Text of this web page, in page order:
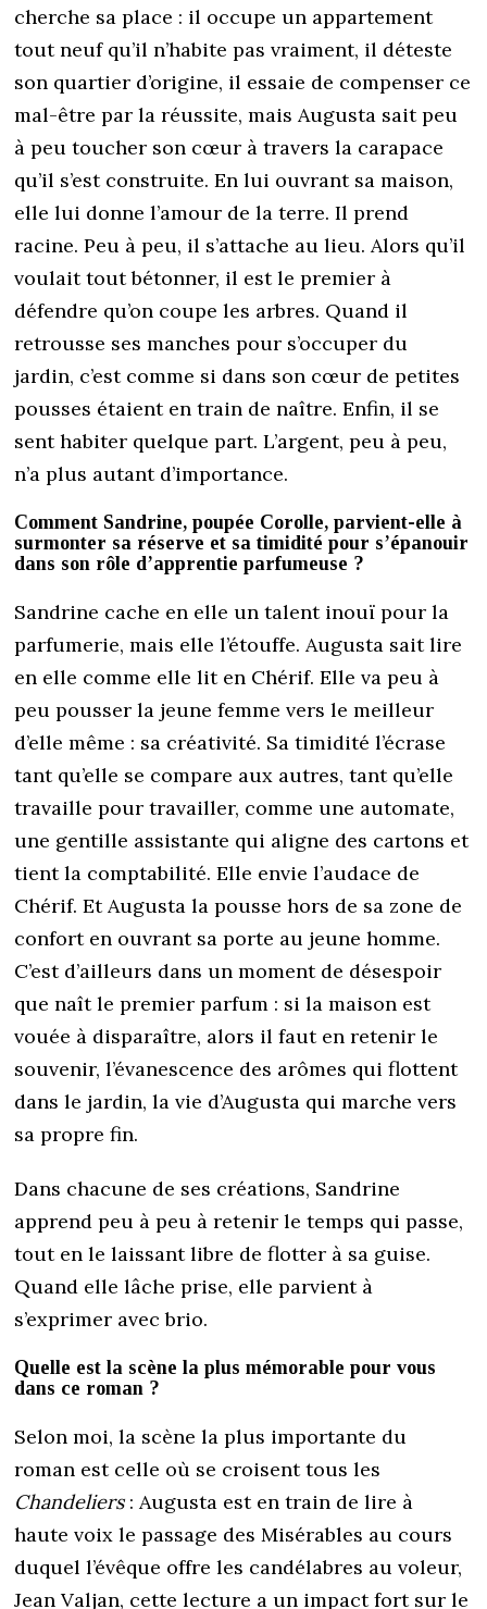
cherche sa place : il occupe un appartement
tout neuf qu’il n’habite pas vraiment, il déteste
son quartier d’origine, il essaie de compenser ce
mal-être par la réussite, mais Augusta sait peu
à peu toucher son cœur à travers la carapace
qu’il s’est construite. En lui ouvrant sa maison,
elle lui donne l’amour de la terre. Il prend
racine. Peu à peu, il s’attache au lieu. Alors qu’il
voulait tout bétonner, il est le premier à
défendre qu’on coupe les arbres. Quand il
retrousse ses manches pour s’occuper du
jardin, c’est comme si dans son cœur de petites
pousses étaient en train de naître. Enfin, il se
sent habiter quelque part. L’argent, peu à peu,
n’a plus autant d’importance.
Comment Sandrine, poupée Corolle, parvient-elle à
surmonter sa réserve et sa timidité pour s’épanouir
dans son rôle d’apprentie parfumeuse ?
Sandrine cache en elle un talent inouï pour la
parfumerie, mais elle l’étouffe. Augusta sait lire
en elle comme elle lit en Chérif. Elle va peu à
peu pousser la jeune femme vers le meilleur
d’elle même : sa créativité. Sa timidité l’écrase
tant qu’elle se compare aux autres, tant qu’elle
travaille pour travailler, comme une automate,
une gentille assistante qui aligne des cartons et
tient la comptabilité. Elle envie l’audace de
Chérif. Et Augusta la pousse hors de sa zone de
confort en ouvrant sa porte au jeune homme.
C’est d’ailleurs dans un moment de désespoir
que naît le premier parfum : si la maison est
vouée à disparaître, alors il faut en retenir le
souvenir, l’évanescence des arômes qui flottent
dans le jardin, la vie d’Augusta qui marche vers
sa propre fin.
Dans chacune de ses créations, Sandrine
apprend peu à peu à retenir le temps qui passe,
tout en le laissant libre de flotter à sa guise.
Quand elle lâche prise, elle parvient à
s’exprimer avec brio.
Quelle est la scène la plus mémorable pour vous
dans ce roman ?
Selon moi, la scène la plus importante du
roman est celle où se croisent tous les
Chandeliers : Augusta est en train de lire à
haute voix le passage des Misérables au cours
duquel l’évêque offre les candélabres au voleur,
Jean Valjan, cette lecture a un impact fort sur le